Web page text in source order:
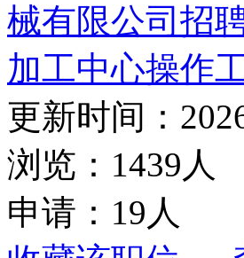
械有限公司招
加工中心操作
更新时间：
浏览：1439人
申请：19人